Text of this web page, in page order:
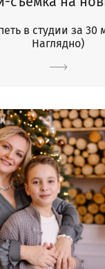
в студии за 30
Наглядно)